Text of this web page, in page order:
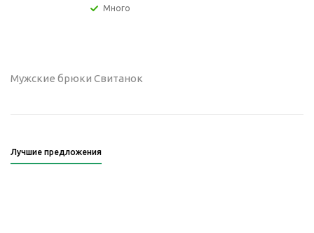
Много
Мужские брюки Свитанок
Лучшие предложения